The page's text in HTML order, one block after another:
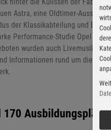
Astra, eine Oldtimer-
der Klassikabteilung und
Performance-Studie Opel
wurden auch Livemusik,
Informationen rund um die
170 Ausbildungsplätze